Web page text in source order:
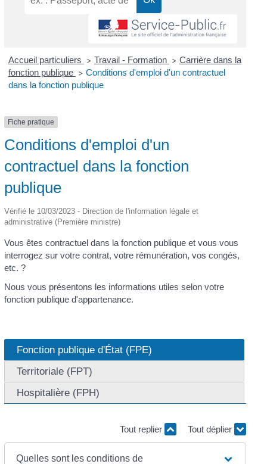
Accueil particuliers > Travail - Formation > Carrière dans la
fonction publique > Conditions d'emploi d'un contractuel
dans la fonction publique
Fiche pratique
Conditions d'emploi d'un
contractuel dans la fonction
publique
Vérifié le 10/03/2023 - Direction de l'information légale et
administrative (Première ministre)
Vous êtes contractuel dans la fonction publique et vous vous
interrogez sur votre contrat, votre rémunération, vos congés,
etc. ?
Nous vous présentons les informations utiles selon votre
fonction publique d'appartenance.
Fonction publique d'État (FPE)
Territoriale (FPT)
Hospitalière (FPH)
Tout replier Tout déplier
Quelles sont les conditions de